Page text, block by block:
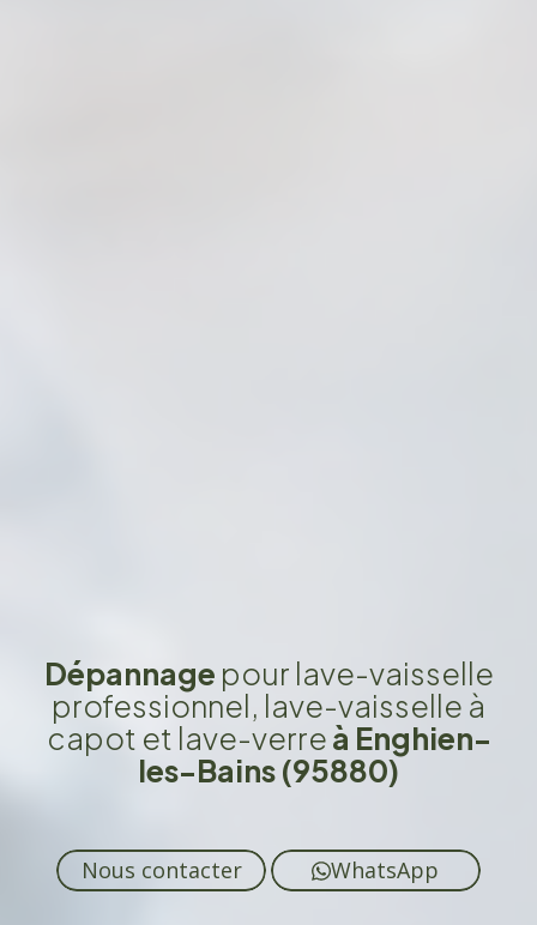
Dépannage pour lave-vaisselle
professionnel, lave-vaisselle à
capot et lave-verreà Enghien-
les-Bains (95880)
Nous contacter WhatsApp